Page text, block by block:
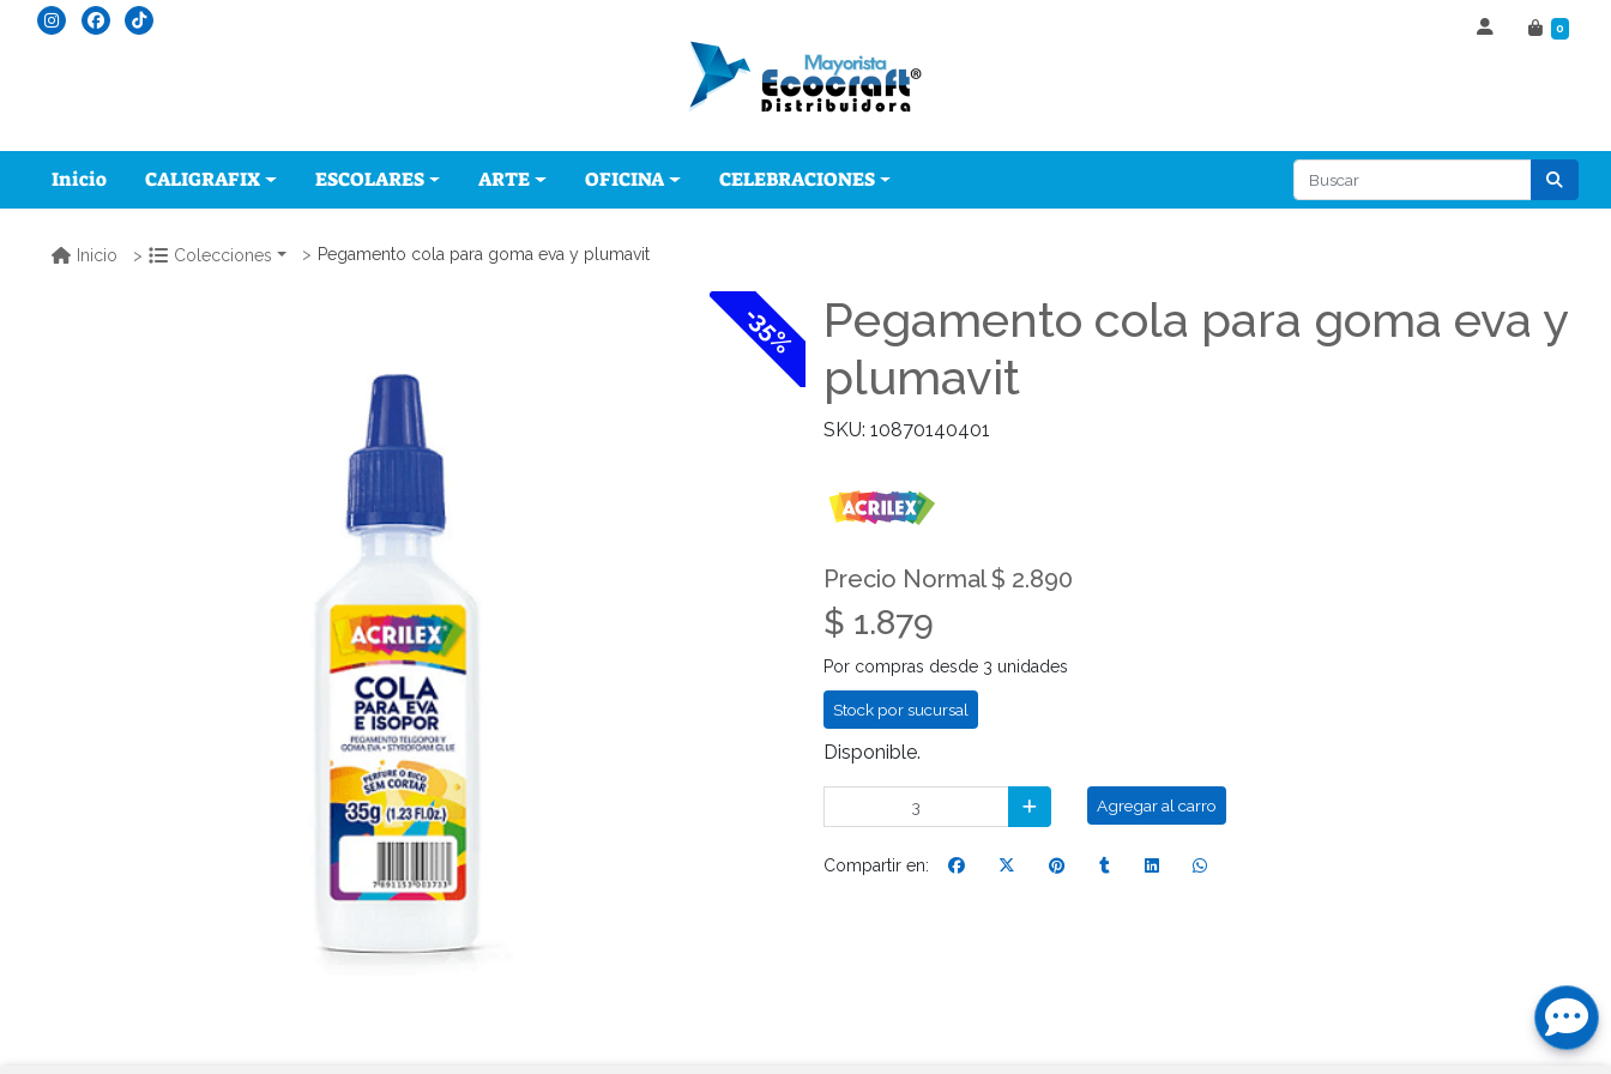
0
Inicio CALIGRAFIX ESCOLARES ARTE OFICINA CELEBRACIONES
Inicio Colecciones Pegamento cola para goma eva y plumavit
-35% Pegamento cola para goma eva y
plumavit
SKU: 10870140401
Precio Normal $ 2.890
$ 1.879
Por compras desde 3 unidades
Stock por sucursal
Disponible.
Agregar al carro
Compartir en: